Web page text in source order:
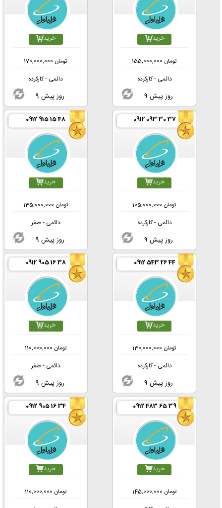
خرید
155,000,000 تومان
دائمی - کارکرده
9 روز پیش
خرید
170,000,000 تومان
دائمی - کارکرده
9 روز پیش
0912 093 30 37
خرید
105,000,000 تومان
دائمی - کارکرده
9 روز پیش
0912 915 15 48
خرید
135,000,000 تومان
دائمی - صفر
9 روز پیش
0912 543 26 44
خرید
130,000,000 تومان
دائمی - کارکرده
9 روز پیش
0912 905 16 38
خرید
110,000,000 تومان
دائمی - صفر
9 روز پیش
0912 483 65 39
خرید
145,000,000 تومان
0912 905 16 34
خرید
110,000,000 تومان